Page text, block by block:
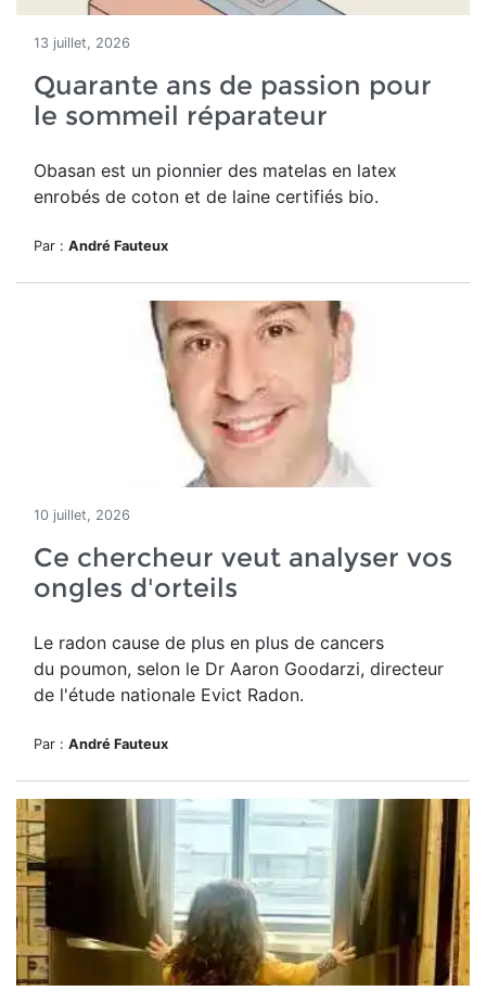
13 juillet, 2026
Quarante ans de passion pour
le sommeil réparateur
Obasan est un pionnier des matelas en latex
enrobés de coton et de laine certifiés bio.
Par : André Fauteux
10 juillet, 2026
Ce chercheur veut analyser vos
ongles d'orteils
Le radon cause de plus en plus de cancers
du poumon, selon le Dr Aaron Goodarzi, directeur
de l'étude nationale Evict Radon.
Par : André Fauteux